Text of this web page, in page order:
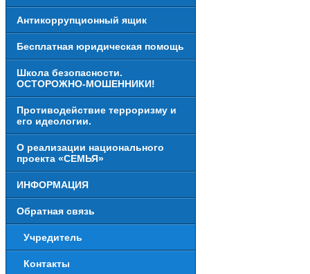
Антикоррупционный ящик
Бесплатная юридическая помощь
Школа безопасности.
ОСТОРОЖНО-МОШЕННИКИ!
Противодействие терроризму и
его идеологии.
О реализации национального
проекта «СЕМЬЯ»
ИНФОРМАЦИЯ
Обратная связь
Учредитель
Контакты